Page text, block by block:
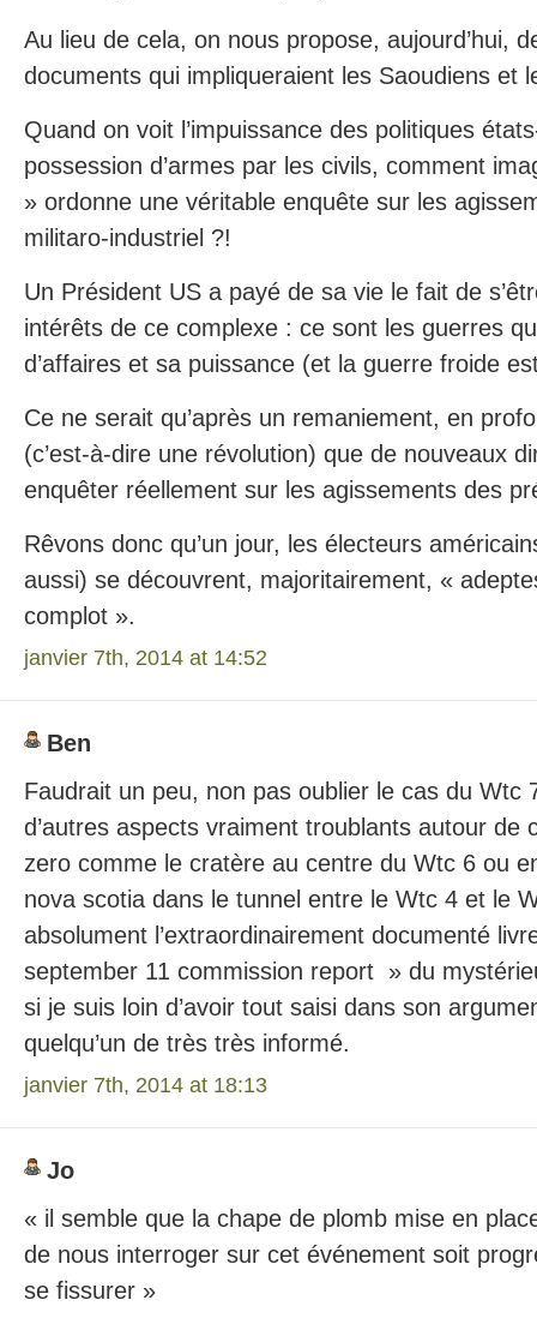
Au lieu de cela, on nous propose, aujourd’hui,
documents qui impliqueraient les Saoudiens et
Quand on voit l’impuissance des politiques
possession d’armes par les civils, comment
» ordonne une véritable enquête sur les
militaro-industriel ?!
Un Président US a payé de sa vie le fait de
intérêts de ce complexe : ce sont les guerres
d’affaires et sa puissance (et la guerre froide
Ce ne serait qu’après un remaniement, en
(c’est-à-dire une révolution) que de nouveaux
enquêter réellement sur les agissements des
Rêvons donc qu’un jour, les électeurs
aussi) se découvrent, majoritairement, «
complot ».
janvier 7th, 2014 at 14:52
Ben
Faudrait un peu, non pas oublier le cas du Wtc
d’autres aspects vraiment troublants autour de
zero comme le cratère au centre du Wtc 6 ou
nova scotia dans le tunnel entre le Wtc 4 et le
absolument l’extraordinairement documenté
september 11 commission report » du
si je suis loin d’avoir tout saisi dans son
quelqu’un de très très informé.
janvier 7th, 2014 at 18:13
Jo
« il semble que la chape de plomb mise en
de nous interroger sur cet événement soit
se fissurer »